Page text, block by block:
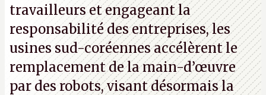
travailleurs et engageant la
responsabilité des entreprises, les
usines sud-coréennes accélèrent le
remplacement de la main-d’œuvre
par des robots, visant désormais la